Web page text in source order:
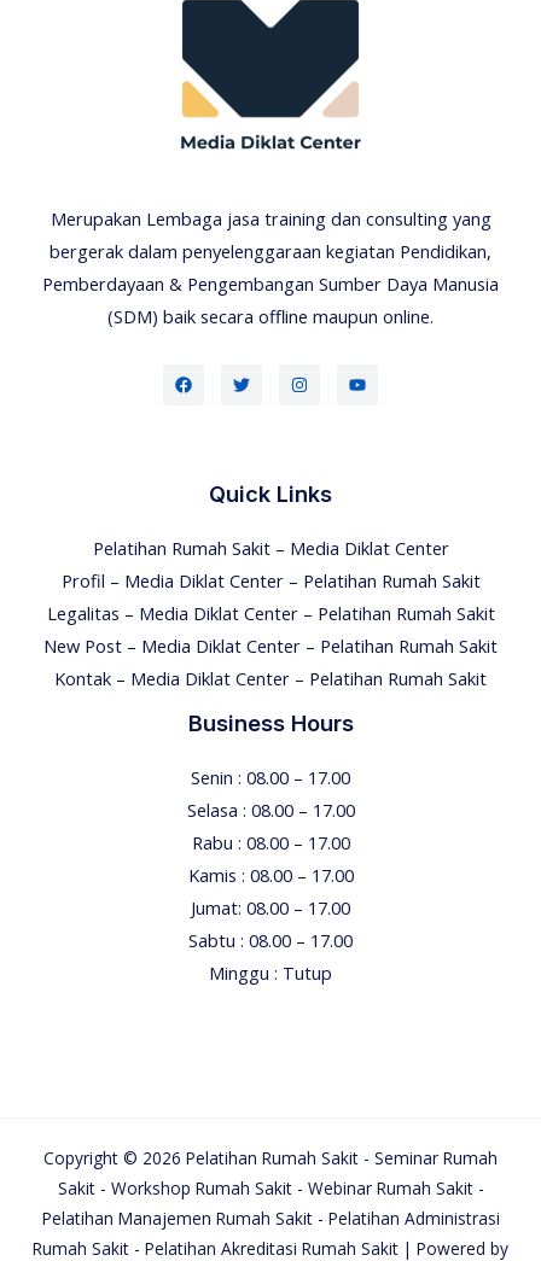
Merupakan Lembaga jasa training dan consulting yang
bergerak dalam penyelenggaraan kegiatan Pendidikan,
Pemberdayaan & Pengembangan Sumber Daya Manusia
(SDM) baik secara offline maupun online.
Quick Links
Pelatihan Rumah Sakit – Media Diklat Center
Profil – Media Diklat Center – Pelatihan Rumah Sakit
Legalitas – Media Diklat Center – Pelatihan Rumah Sakit
New Post – Media Diklat Center – Pelatihan Rumah Sakit
Kontak – Media Diklat Center – Pelatihan Rumah Sakit
Business Hours
Senin : 08.00 – 17.00
Selasa : 08.00 – 17.00
Rabu : 08.00 – 17.00
Kamis : 08.00 – 17.00
Jumat: 08.00 – 17.00
Sabtu : 08.00 – 17.00
Minggu : Tutup
Copyright © 2026 Pelatihan Rumah Sakit - Seminar Rumah
Sakit - Workshop Rumah Sakit - Webinar Rumah Sakit -
Pelatihan Manajemen Rumah Sakit - Pelatihan Administrasi
Rumah Sakit - Pelatihan Akreditasi Rumah Sakit | Powered by